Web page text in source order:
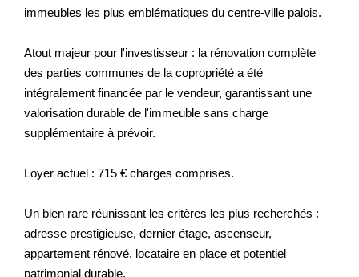
immeubles les plus emblématiques du centre-ville palois.
Atout majeur pour l'investisseur : la rénovation complète
des parties communes de la copropriété a été
intégralement financée par le vendeur, garantissant une
valorisation durable de l'immeuble sans charge
supplémentaire à prévoir.
Loyer actuel : 715 € charges comprises.
Un bien rare réunissant les critères les plus recherchés :
adresse prestigieuse, dernier étage, ascenseur,
appartement rénové, locataire en place et potentiel
patrimonial durable.